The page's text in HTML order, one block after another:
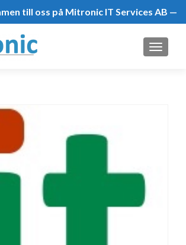
till oss på Mitronic IT Services AB —
MENU